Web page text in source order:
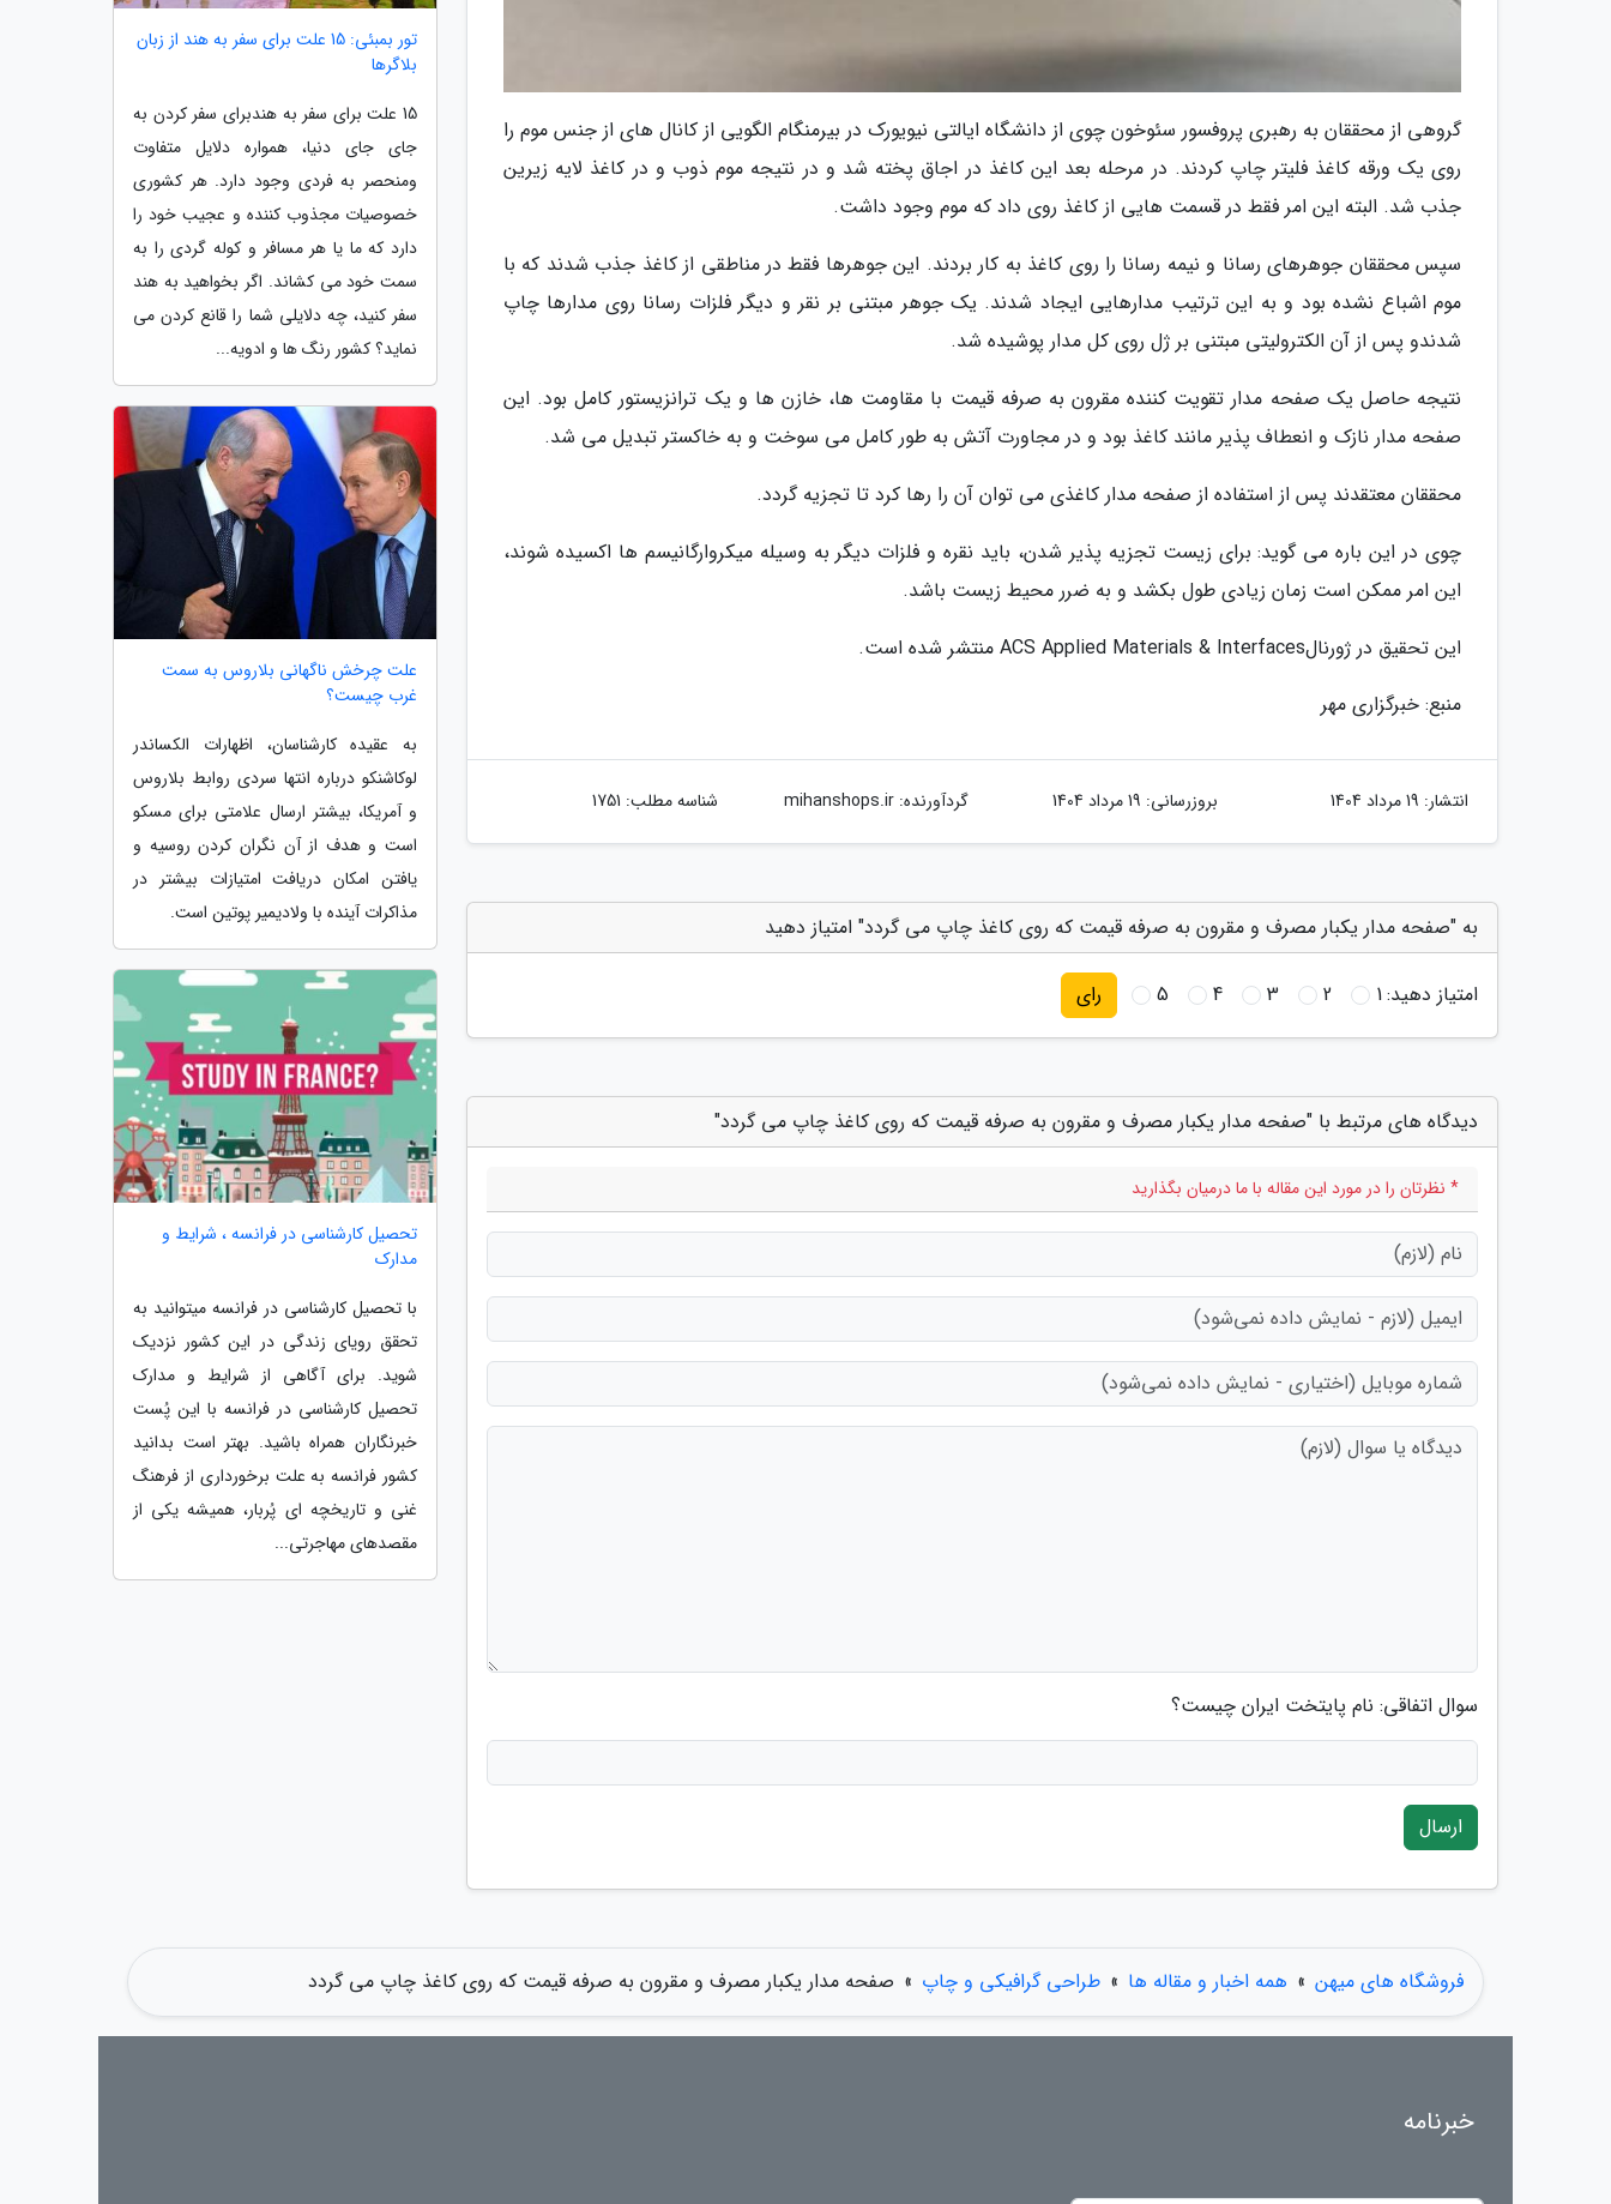
گروهی از محققان به رهبری پروفسور سئوخون چوی از دانشگاه ایالتی نیویورک در بیرمنگام الگویی از کانال های از جنس موم را
روی یک ورقه کاغذ فلیتر چاپ کردند. در مرحله بعد این کاغذ در اجاق پخته شد و در نتیجه موم ذوب و در کاغذ لایه زیرین
جذب شد. البته این امر فقط در قسمت هایی از کاغذ روی داد که موم وجود داشت.
سپس محققان جوهرهای رسانا و نیمه رسانا را روی کاغذ به کار بردند. این جوهرها فقط در مناطقی از کاغذ جذب شدند که با
موم اشباع نشده بود و به این ترتیب مدارهایی ایجاد شدند. یک جوهر مبتنی بر نقر و دیگر فلزات رسانا روی مدارها چاپ
شدندو پس از آن الکترولیتی مبتنی بر ژل روی کل مدار پوشیده شد.
نتیجه حاصل یک صفحه مدار تقویت کننده مقرون به صرفه قیمت با مقاومت ها، خازن ها و یک ترانزیستور کامل بود. این
صفحه مدار نازک و انعطاف پذیر مانند کاغذ بود و در مجاورت آتش به طور کامل می سوخت و به خاکستر تبدیل می شد.
محققان معتقدند پس از استفاده از صفحه مدار کاغذی می توان آن را رها کرد تا تجزیه گردد.
چوی در این باره می گوید: برای زیست تجزیه پذیر شدن، باید نقره و فلزات دیگر به وسیله میکروارگانیسم ها اکسیده شوند،
این امر ممکن است زمان زیادی طول بکشد و به ضرر محیط زیست باشد.
این تحقیق در ژورنالACS Applied Materials & Interfaces منتشر شده است.
منبع: خبرگزاری مهر
انتشار: 19 مرداد 1404 بروزرسانی: 19 مرداد 1404 گردآورنده:mihanshops.ir شناسه مطلب: 1751
به "صفحه مدار یکبار مصرف و مقرون به صرفه قیمت که روی کاغذ چاپ می گردد" امتیاز دهید
امتیاز دهید:1
2
3
4
5 رای
دیدگاه های مرتبط با "صفحه مدار یکبار مصرف و مقرون به صرفه قیمت که روی کاغذ چاپ می گردد"
* نظرتان را در مورد این مقاله با ما درمیان بگذارید
سوال اتفاقی: نام پایتخت ایران چیست؟
ارسال
تور بمبئی: 15 علت برای سفر به هند از زبان
بلاگرها
15 علت برای سفر به هندبرای سفر کردن به
جای جای دنیا، همواره دلایل متفاوت
ومنحصر به فردی وجود دارد. هر کشوری
خصوصیات مجذوب کننده و عجیب خود را
دارد که ما یا هر مسافر و کوله گردی را به
سمت خود می کشاند. اگر بخواهید به هند
سفر کنید، چه دلایلی شما را قانع کردن می
نماید؟ کشور رنگ ها و ادویه...
علت چرخش ناگهانی بلاروس به سمت
غرب چیست؟
به عقیده کارشناسان، اظهارات الکساندر
لوکاشنکو درباره انتها سردی روابط بلاروس
و آمریکا، بیشتر ارسال علامتی برای مسکو
است و هدف از آن نگران کردن روسیه و
یافتن امکان دریافت امتیازات بیشتر در
مذاکرات آینده با ولادیمیر پوتین است.
تحصیل کارشناسی در فرانسه ، شرایط و
مدارک
با تحصیل کارشناسی در فرانسه میتوانید به
تحقق رویای زندگی در این کشور نزدیک
شوید. برای آگاهی از شرایط و مدارک
تحصیل کارشناسی در فرانسه با این پُست
خبرنگاران همراه باشید. بهتر است بدانید
کشور فرانسه به علت برخورداری از فرهنگ
غنی و تاریخچه ای پُربار، همیشه یکی از
مقصدهای مهاجرتی...
فروشگاه های میهن » همه اخبار و مقاله ها » طراحی گرافیکی و چاپ » صفحه مدار یکبار مصرف و مقرون به صرفه قیمت که روی کاغذ چاپ می گردد
خبرنامه